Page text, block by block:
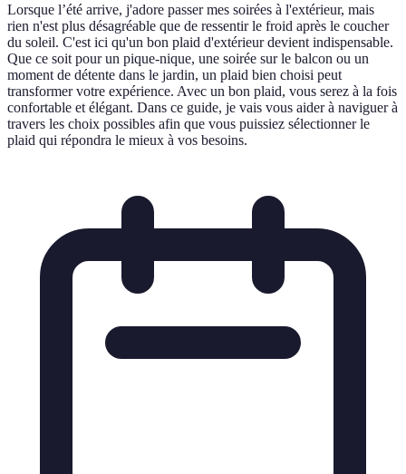
Lorsque l’été arrive, j'adore passer mes soirées à l'extérieur, mais
rien n'est plus désagréable que de ressentir le froid après le coucher
du soleil. C'est ici qu'un bon plaid d'extérieur devient indispensable.
Que ce soit pour un pique-nique, une soirée sur le balcon ou un
moment de détente dans le jardin, un plaid bien choisi peut
transformer votre expérience. Avec un bon plaid, vous serez à la fois
confortable et élégant. Dans ce guide, je vais vous aider à naviguer à
travers les choix possibles afin que vous puissiez sélectionner le
plaid qui répondra le mieux à vos besoins.